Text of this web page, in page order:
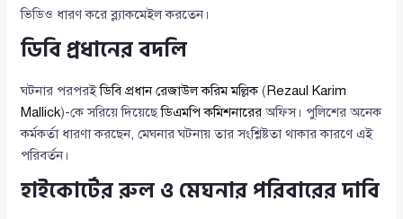
ভিডিও ধারণ করে ব্ল্যাকমেইল করতেন।
ডিবি প্রধানের বদলি
ঘটনার পরপরইডিবি প্রধান রেজাউল করিম মল্লিক(Rezaul Karim
Mallick)-কে সরিয়ে দিয়েছেডিএমপি কমিশনারেরঅফিস। পুলিশের অনেক
কর্মকর্তা ধারণা করছেন, মেঘনার ঘটনায় তার সংশ্লিষ্টতা থাকার কারণে এই
পরিবর্তন।
হাইকোর্টের রুল ও মেঘনার পরিবারের দাবি